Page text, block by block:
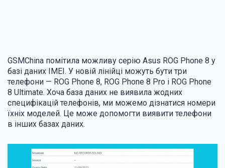
GSMChina помітила можливу серію Asus ROG Phone 8 у
базі даних IMEI. У новій лінійці можуть бути три
телефони — ROG Phone 8, ROG Phone 8 Pro і ROG Phone
8 Ultimate. Хоча база даних не виявила жодних
специфікацій телефонів, ми можемо дізнатися номери
їхніх моделей. Це може допомогти виявити телефони
в інших базах даних.